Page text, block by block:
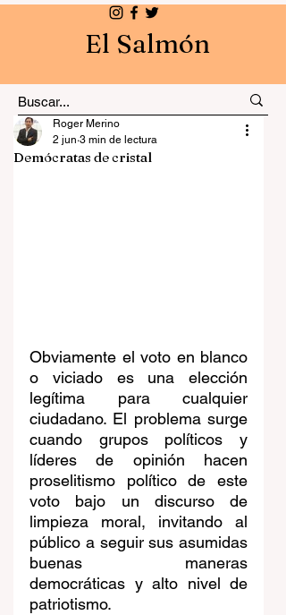
El Salmón
Demócratas de cristal
Roger Merino
2 jun 3 min de lectura
Obviamente el voto en blanco
o viciado es una elección
legítima para cualquier
ciudadano. El problema surge
cuando grupos políticos y
líderes de opinión hacen
proselitismo político de este
voto bajo un discurso de
limpieza moral, invitando al
público a seguir sus asumidas
buenas maneras
democráticas y alto nivel de
patriotismo.